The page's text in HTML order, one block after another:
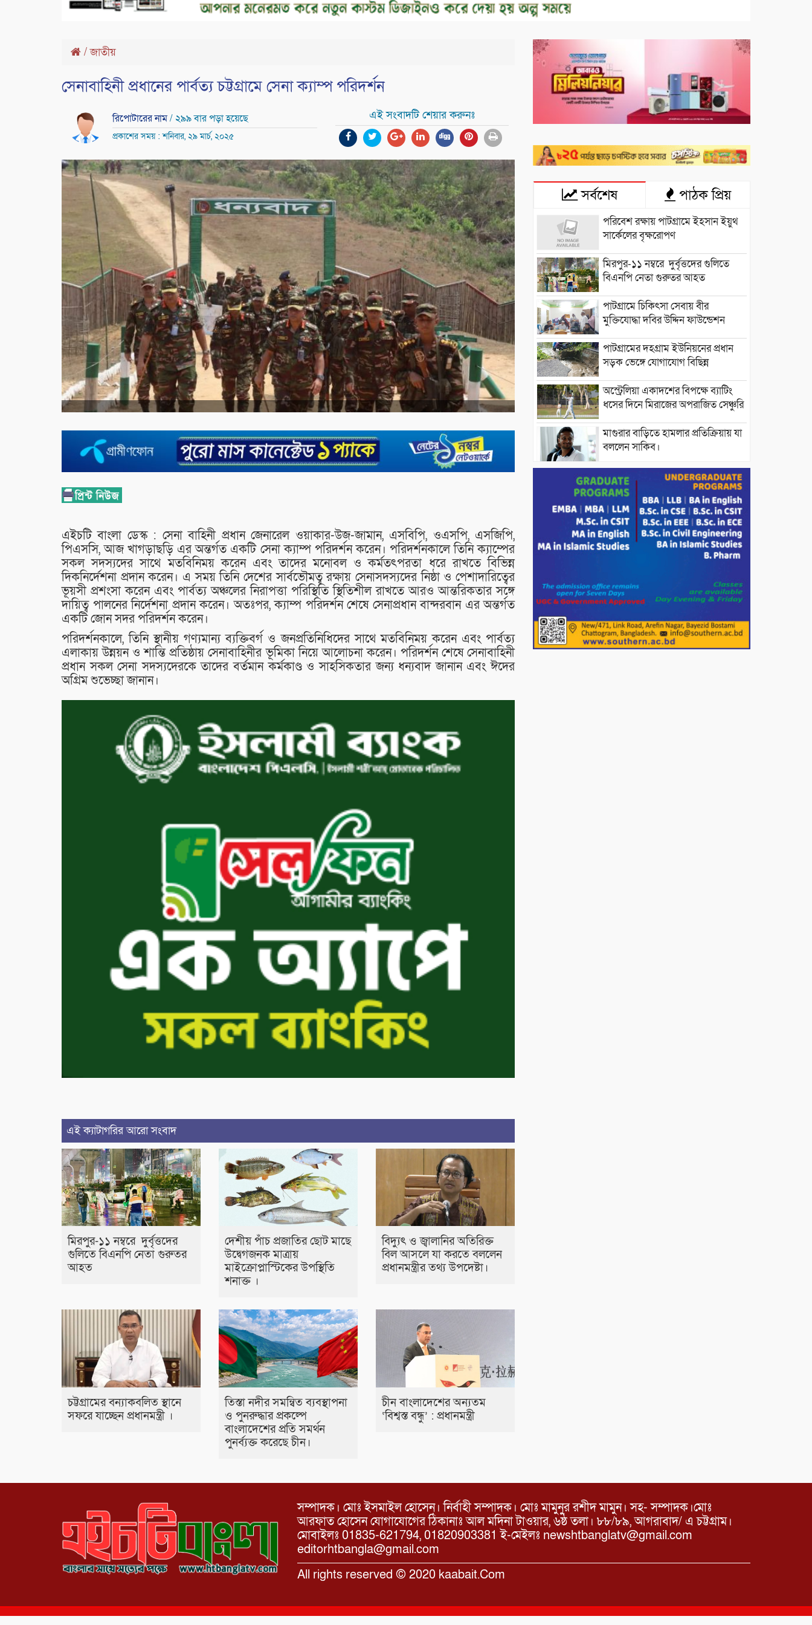
/জাতীয়
সেনাবাহিনী প্রধানের পার্বত্য চট্টগ্রামে সেনা ক্যাম্প পরিদর্শন
রিপোটারের নাম/ ২৯৯ বার পড়া হয়েছে
প্রকাশের সময় : শনিবার, ২৯ মার্চ, ২০২৫
এই সংবাদটি শেয়ার করুনঃ
এইচটি বাংলা ডেস্ক : সেনা বাহিনী প্রধান জেনারেল ওয়াকার-উজ-জামান, এসবিপি, ওএসপি, এসজিপি,
পিএসসি, আজ খাগড়াছড়ি এর অন্তর্গত একটি সেনা ক্যাম্প পরিদর্শন করেন। পরিদর্শনকালে তিনি ক্যাম্পের
সকল সদস্যদের সাথে মতবিনিময় করেন এবং তাদের মনোবল ও কর্মতৎপরতা ধরে রাখতে বিভিন্ন
দিকনির্দেশনা প্রদান করেন। এ সময় তিনি দেশের সার্বভৌমত্ব রক্ষায় সেনাসদস্যদের নিষ্ঠা ও পেশাদারিত্বের
ভূয়সী প্রশংসা করেন এবং পার্বত্য অঞ্চলের নিরাপত্তা পরিস্থিতি স্থিতিশীল রাখতে আরও আন্তরিকতার সঙ্গে
দায়িত্ব পালনের নির্দেশনা প্রদান করেন। অতঃপর, ক্যাম্প পরিদর্শন শেষে সেনাপ্রধান বান্দরবান এর অন্তর্গত
একটি জোন সদর পরিদর্শন করেন।
পরিদর্শনকালে, তিনি স্থানীয় গণ্যমান্য ব্যক্তিবর্গ ও জনপ্রতিনিধিদের সাথে মতবিনিময় করেন এবং পার্বত্য
এলাকায় উন্নয়ন ও শান্তি প্রতিষ্ঠায় সেনাবাহিনীর ভূমিকা নিয়ে আলোচনা করেন। পরিদর্শন শেষে সেনাবাহিনী
প্রধান সকল সেনা সদস্যদেরকে তাদের বর্তমান কর্মকাণ্ড ও সাহসিকতার জন্য ধন্যবাদ জানান এবং ঈদের
অগ্রিম শুভেচ্ছা জানান।
এই ক্যাটাগরির আরো সংবাদ
মিরপুর-১১ নম্বরে দুর্বৃত্তদের
গুলিতে বিএনপি নেতা গুরুতর
আহত
দেশীয় পাঁচ প্রজাতির ছোট মাছে
উদ্বেগজনক মাত্রায়
মাইক্রোপ্লাস্টিকের উপস্থিতি
শনাক্ত ।
বিদ্যুৎ ও জ্বালানির অতিরিক্ত
বিল আসলে যা করতে বললেন
প্রধানমন্ত্রীর তথ্য উপদেষ্টা।
চট্টগ্রামের বন্যাকবলিত স্থানে
সফরে যাচ্ছেন প্রধানমন্ত্রী ।
তিস্তা নদীর সমন্বিত ব্যবস্থাপনা
ও পুনরুদ্ধার প্রকল্পে
বাংলাদেশের প্রতি সমর্থন
পুনর্ব্যক্ত করেছে চীন।
চীন বাংলাদেশের অন্যতম
‘বিশ্বস্ত বন্ধু’ : প্রধানমন্ত্রী
সর্বশেষ পাঠক প্রিয়
পরিবেশ রক্ষায় পাটগ্রামে ইহসান ইয়ুথ
সার্কেলের বৃক্ষরোপণ
মিরপুর-১১ নম্বরে দুর্বৃত্তদের গুলিতে
বিএনপি নেতা গুরুতর আহত
পাটগ্রামে চিকিৎসা সেবায় বীর
মুক্তিযোদ্ধা দবির উদ্দিন ফাউন্ডেশন
পাটগ্রামের দহগ্রাম ইউনিয়নের প্রধান
সড়ক ভেঙ্গে যোগাযোগ বিছিন্ন
অস্ট্রেলিয়া একাদশের বিপক্ষে ব্যাটিং
ধসের দিনে মিরাজের অপরাজিত সেঞ্চুরি
মাগুরার বাড়িতে হামলার প্রতিক্রিয়ায় যা
বললেন সাকিব।
দেশীয় পাঁচ প্রজাতির ছোট মাছে
উদ্বেগজনক মাত্রায় মাইক্রোপ্লাস্টিকের
উপস্থিতি শনাক্ত ।
সরকারকে ব্যর্থ করতে দেশের বিরুদ্ধে
একটি দল চক্রান্ত চালিয়ে যাচ্ছে : রিজভী
সোনার দাম বাড়ানোর ঘোষণা।
ভারপ্রাপ্ত রাষ্ট্রপতি হাফিজ উদ্দিন
আহমদের সাথে এইচটি বাংলা অনলাইন
পোর্টাল ও আইপি টিভির সম্পাদক মোঃ
ইসমাইল হোসেনের সৌজন্য সাক্ষাৎ।
সম্পাদক। মোঃ ইসমাইল হোসেন। নির্বাহী সম্পাদক। মোঃ মামুনুর রশীদ মামুন। সহ- সম্পাদক।মোঃ
আরফাত হোসেন যোগাযোগের ঠিকানাঃ আল মদিনা টাওয়ার, ৬ষ্ঠ তলা। ৮৮/৮৯, আগরাবাদ/ এ চট্টগ্রাম।
মোবাইলঃ 01835-621794, 01820903381 ই-মেইলঃ newshtbanglatv@gmail.com
editorhtbangla@gmail.com
All rights reserved © 2020 kaabait.Com